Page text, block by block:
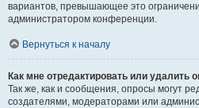
вариантов, превышающее это
администратором конференции.
Вернуться к началу
Как мне отредактировать или удалить
Так же, как и сообщения, опросы могут
создателями, модераторами или